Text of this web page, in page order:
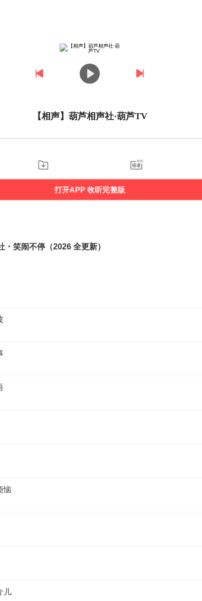
【相声】葫芦相声社·葫芦TV
打开APP 收听完整版
・笑闹不停（2026 全更新）
恼
儿